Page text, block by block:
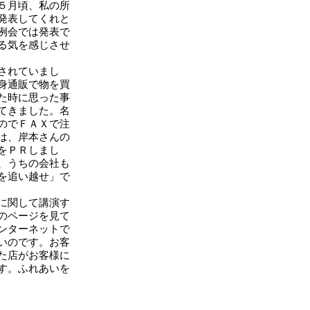
月頃、私の所
表してくれと
会では発表で
気を感じさせ
れていまし
通販で物を買
時に思った事
きました。名
でＦＡＸで注
、岸本さんの
ＰＲしまし
うちの会社も
追い越せ」で
関して講演す
ページを見て
ターネットで
のです。お客
店がお客様に
。ふれあいを